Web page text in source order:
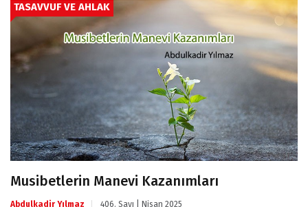
TASAVVUF VE AHLAK
Musibetlerin Manevi Kazanımları
Abdulkadir Yılmaz 406. Sayı | Nisan 2025